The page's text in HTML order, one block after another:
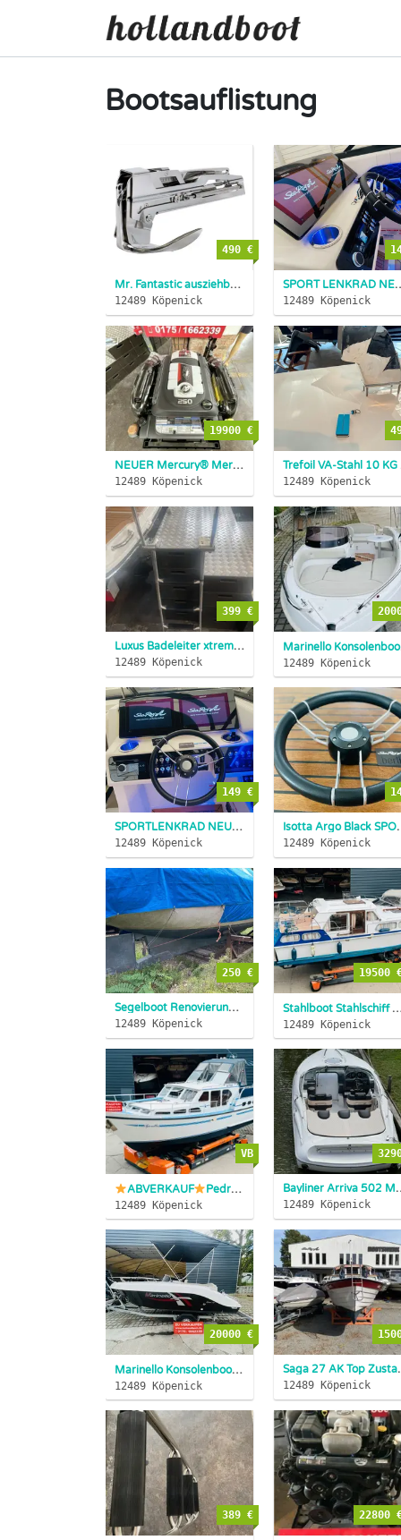
Bootsauflistung
Mr. Fantastic ausziehbare Edelst. Bugrolle für Anker 7,5 - 1...
12489 Köpenick
490 €
SPORT LENKRAD NEU SOFORT
12489 Köpenick
NEUER Mercury® MerCruise 4,5 Liter DTS Motor 250 PS INZAHLN....
12489 Köpenick
19900 €
12489 Köpenick
Luxus Badeleiter xtrem breite und stabile Stufen Klappgriffen...
12489 Köpenick
399 €
12489 Köpenick
SPORTLENKRAD NEUz. B. für Sea Ray Motorboot Sportboot Powerb...
12489 Köpenick
149 €
Isotta Argo Black
12489 Köpenick
Segelboot Renovierungsprojekt SSV SOFORT !!!
12489 Köpenick
250 €
Stahlboot Stahlschiff
12489 Köpenick
19500
ABVERKAUF Pedro Skiron 35 Stahlyacht
12489 Köpenick
VB
Bayliner
12489 Köpenick
Marinello Konsolenboot EDEN 18 ANGELBOOT BJ2020
12489 Köpenick
20000 €
Saga
12489 Köpenick
389 € 22800